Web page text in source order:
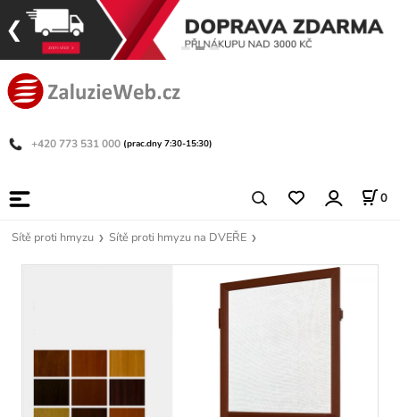
+420 773 531 000 (prac.dny 7:30-15:30)
0
Sítě proti hmyzu Sítě proti hmyzu na DVEŘE